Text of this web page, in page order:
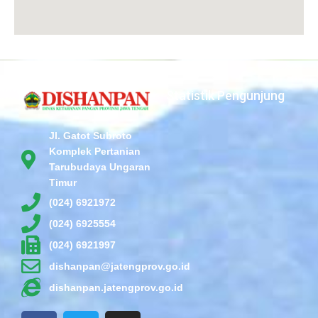
Jl. Gatot Subroto
Komplek Pertanian
Tarubudaya Ungaran
Timur
(024) 6921972
(024) 6925554
(024) 6921997
dishanpan@jatengprov.go.id
dishanpan.jatengprov.go.id
Statistik Pengunjung